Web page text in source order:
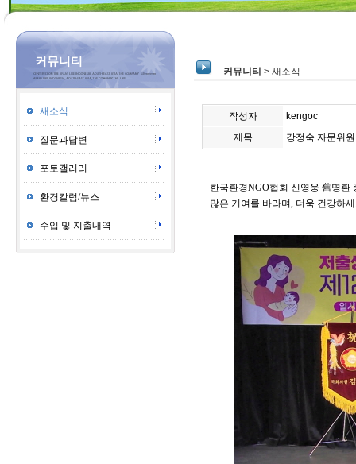
커뮤니티
새소식
질문과답변
포토갤러리
환경칼럼/뉴스
수입 및 지출내역
커뮤니티 > 새소식
작성자
kengoc
제목
강정숙 자문위
한국환경NGO협회 신영웅 舊명환
많은 기여를 바라며, 더욱 건강하